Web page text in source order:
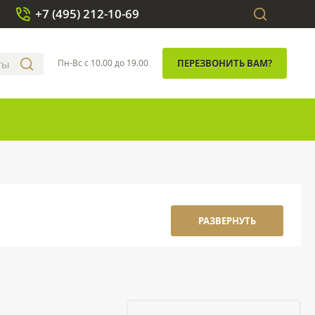
+7 (495) 212-10-69
Пн-Вс с 10.00 до 19.00 ПЕРЕЗВОНИТЬ ВАМ?
РАЗВЕРНУТЬ